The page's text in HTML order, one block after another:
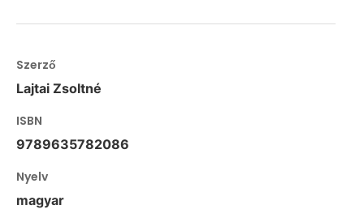
Szerző
Lajtai Zsoltné
ISBN
9789635782086
Nyelv
magyar